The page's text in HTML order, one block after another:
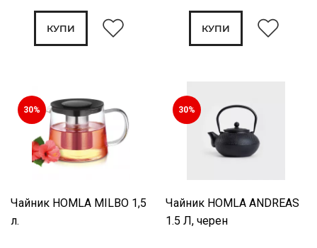
КУПИ КУПИ
30%
Чайник HOMLA MILBO 1,5
л.
30%
Чайник HOMLA ANDREAS
1.5 Л, черен